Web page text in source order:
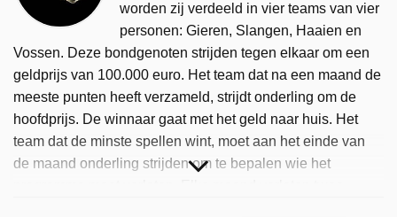
worden zij verdeeld in vier teams van vier
personen: Gieren, Slangen, Haaien en
Vossen. Deze bondgenoten strijden tegen elkaar om een
geldprijs van 100.000 euro. Het team dat na een maand de
meeste punten heeft verzameld, strijdt onderling om de
hoofdprijs. De winnaar gaat met het geld naar huis. Het
team dat de minste spellen wint, moet aan het einde van
de maand onderling strijden om te bepalen wie het